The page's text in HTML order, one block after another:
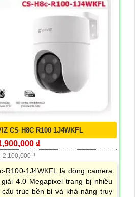
CS H8C R100 1J4WKFL
₫
2,100,000 ₫
R100-1J4WKFL là dòng camera
4.0 Megapixel trang bị nhiều
trúc bền bỉ và khả năng truy